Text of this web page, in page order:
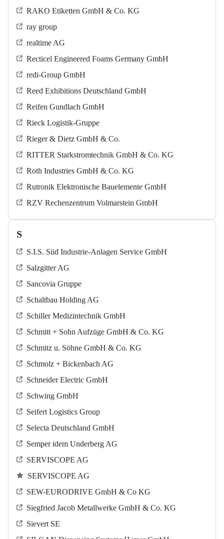
RAKO Etiketten GmbH & Co. KG
ray group
realtime AG
Recticel Engineered Foams Germany GmbH
redi-Group GmbH
Reed Exhibitions Deutschland GmbH
Reifen Gundlach GmbH
Rieck Logistik-Gruppe
Rieger & Dietz GmbH & Co.
RITTER Starkstromtechnik GmbH & Co. KG
Roth Industries GmbH & Co. KG
Rutronik Elektronische Bauelemente GmbH
RZV Rechenzentrum Volmarstein GmbH
S
S.I.S. Süd Industrie-Anlagen Service GmbH
Salzgitter AG
Sancovia Gruppe
Schaltbau Holding AG
Schiller Medizintechnik GmbH
Schmitt + Sohn Aufzüge GmbH & Co. KG
Schmitz u. Söhne GmbH & Co. KG
Schmolz + Bickenbach AG
Schneider Electric GmbH
Schwing GmbH
Seifert Logistics Group
Selecta Deutschland GmbH
Semper idem Underberg AG
SERVISCOPE AG
SERVISCOPE AG
SEW-EURODRIVE GmbH & Co KG
Siegfried Jacob Metallwerke GmbH & Co. KG
Sievert SE